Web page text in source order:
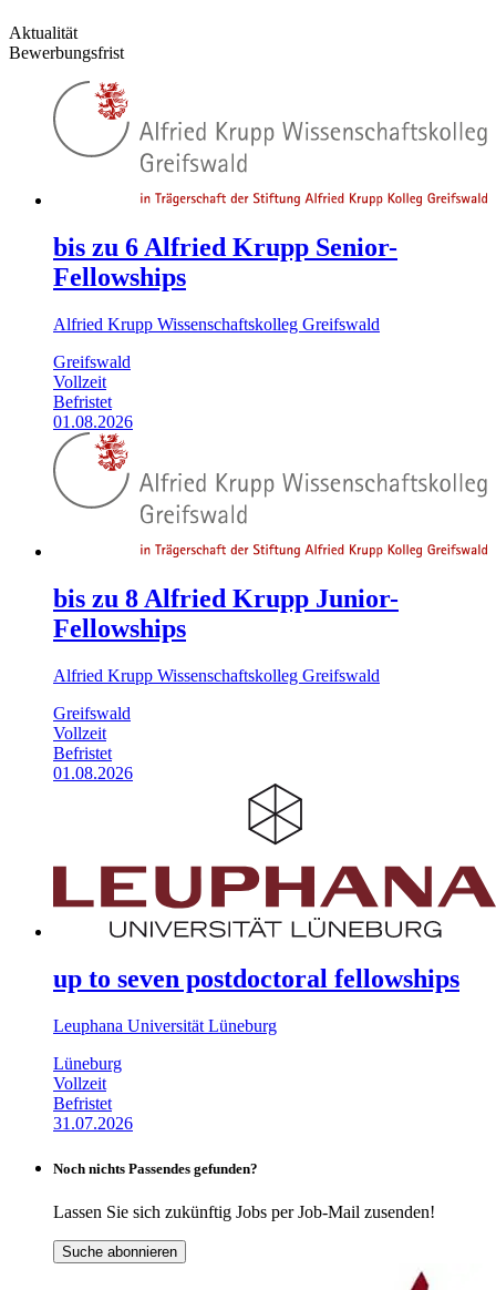
Aktualität
Bewerbungsfrist
bis zu 6 Alfried Krupp Senior-
Fellowships
Alfried Krupp Wissenschaftskolleg Greifswald
Greifswald
Vollzeit
Befristet
01.08.2026
bis zu 8 Alfried Krupp Junior-
Fellowships
Alfried Krupp Wissenschaftskolleg Greifswald
Greifswald
Vollzeit
Befristet
01.08.2026
up to seven postdoctoral fellowships
Leuphana Universität Lüneburg
Lüneburg
Vollzeit
Befristet
31.07.2026
Noch nichts Passendes gefunden?
Lassen Sie sich zukünftig Jobs per Job-Mail zusenden!
Suche abonnieren